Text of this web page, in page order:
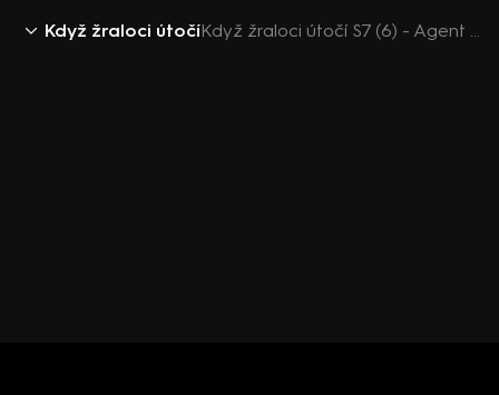
Když žraloci útočí Když žraloci útočí S7 (6) - Agent Orange